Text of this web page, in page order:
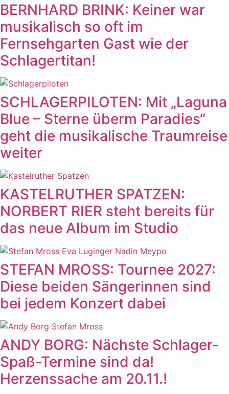
BERNHARD BRINK: Keiner war
musikalisch so oft im
Fernsehgarten Gast wie der
Schlagertitan!
SCHLAGERPILOTEN: Mit „Laguna
Blue – Sterne überm Paradies“
geht die musikalische Traumreise
weiter
KASTELRUTHER SPATZEN:
NORBERT RIER steht bereits für
das neue Album im Studio
STEFAN MROSS: Tournee 2027:
Diese beiden Sängerinnen sind
bei jedem Konzert dabei
ANDY BORG: Nächste Schlager-
Spaß-Termine sind da!
Herzenssache am 20.11.!